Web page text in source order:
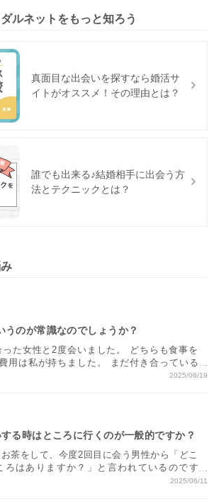
ルネットをもっと知ろう
真面目な出会いを探すなら婚活サ
イトがオススメ！その理由とは？
誰でも出来る♪結婚相手に出会う方
法とテクニックとは？
うのが常識なのでしょうか？
った女性と2度会いました。 どちらも食事を
用は私が持ちました。 まだ付き合っている
ですが、お相手ははじめから私が負担するも
2025/06/19
る時はところに行くのが一般的ですか？
茶をして、今度2回目に会う男性から「どこ
ろはありますか？」と言われているのです
ません。 2回目にお会いする時はところに
2025/06/11